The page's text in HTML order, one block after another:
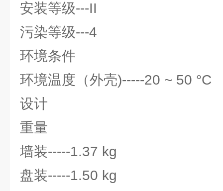
安装等级---II
污染等级---4
环境条件
环境温度（外壳)-----20 ~ 50 °C
设计
重量
墙装-----1.37 kg
盘装-----1.50 kg